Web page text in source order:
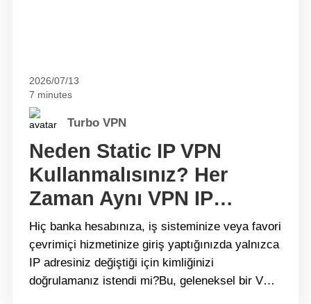
2026/07/13
7 minutes
Turbo VPN
Neden Static IP VPN
Kullanmalısınız? Her
Zaman Aynı VPN IP
Adresiyle Bağlanın
Hiç banka hesabınıza, iş sisteminize veya favori
çevrimiçi hizmetinize giriş yaptığınızda yalnızca
IP adresiniz değiştiği için kimliğinizi
doğrulamanız istendi mi?Bu, geleneksel bir VPN